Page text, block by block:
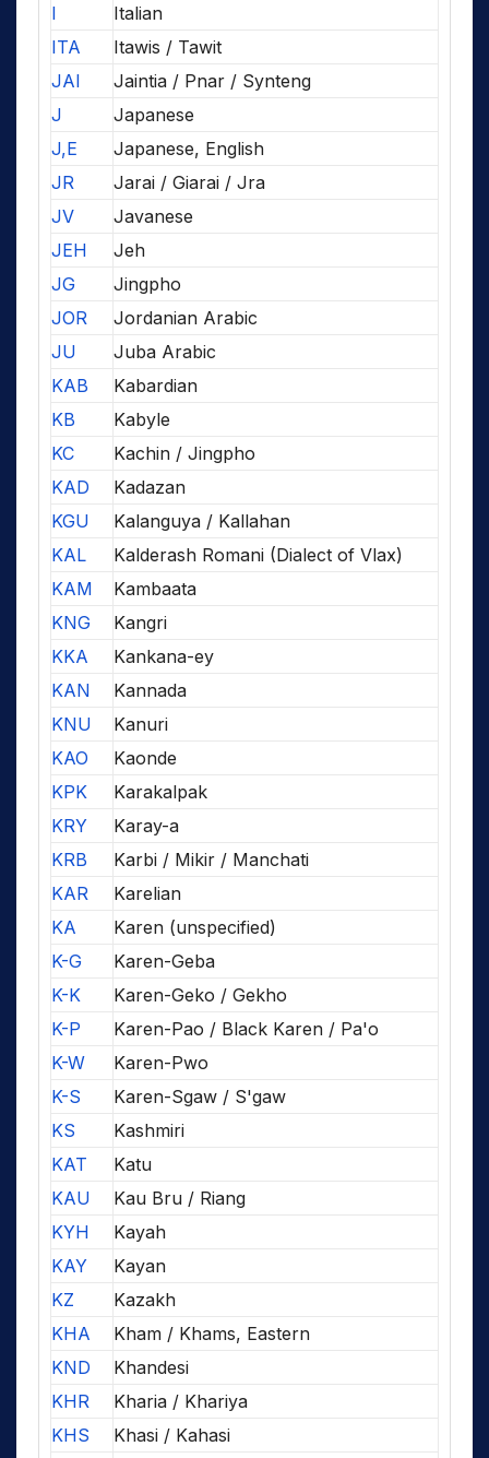
I
Italian
ITA
Itawis / Tawit
JAI
Jaintia / Pnar / Synteng
J
Japanese
J,E
Japanese, English
JR
Jarai / Giarai / Jra
JV
Javanese
JEH
Jeh
JG
Jingpho
JOR
Jordanian Arabic
JU
Juba Arabic
KAB
Kabardian
KB
Kabyle
KC
Kachin / Jingpho
KAD
Kadazan
KGU
Kalanguya / Kallahan
KAL
Kalderash Romani (Dialect of Vlax)
KAM
Kambaata
KNG
Kangri
KKA
Kankana-ey
KAN
Kannada
KNU
Kanuri
KAO
Kaonde
KPK
Karakalpak
KRY
Karay-a
KRB
Karbi / Mikir / Manchati
KAR
Karelian
KA
Karen (unspecified)
K-G
Karen-Geba
K-K
Karen-Geko / Gekho
K-P
Karen-Pao / Black Karen / Pa'o
K-W
Karen-Pwo
K-S
Karen-Sgaw / S'gaw
KS
Kashmiri
KAT
Katu
KAU
Kau Bru / Riang
KYH
Kayah
KAY
Kayan
KZ
Kazakh
KHA
Kham / Khams, Eastern
KND
Khandesi
KHR
Kharia / Khariya
KHS
Khasi / Kahasi